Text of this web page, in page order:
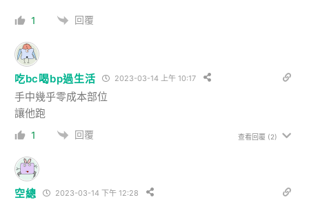
1 回覆
吃bc喝bp過生活 2023-03-14 上午 10:17
手中幾乎零成本部位
讓他跑
1 回覆 查看回覆 (2)
空總 2023-03-14 下午 12:28